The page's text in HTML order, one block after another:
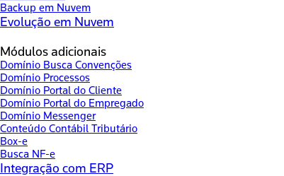
Backup em Nuvem
Evolução em Nuvem
Módulos adicionais
Domínio Busca Convenções
Domínio Processos
Domínio Portal do Cliente
Domínio Portal do Empregado
Domínio Messenger
Conteúdo Contábil Tributário
Box-e
Busca NF-e
Integração com ERP